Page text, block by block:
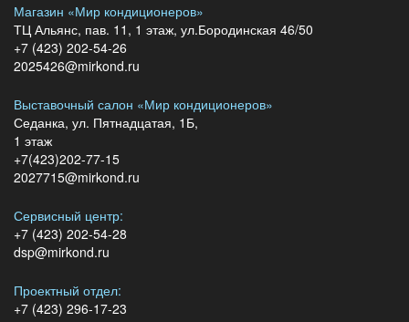
Магазин «Мир кондиционеров»
ТЦ Альянс, пав. 11, 1 этаж, ул.Бородинская 46/50
+7 (423) 202-54-26
2025426@mirkond.ru
Выставочный салон «Мир кондиционеров»
Седанка, ул. Пятнадцатая, 1Б,
1 этаж
+7(423)202-77-15
2027715@mirkond.ru
Сервисный центр:
+7 (423) 202-54-28
dsp@mirkond.ru
Проектный отдел:
+7 (423) 296-17-23